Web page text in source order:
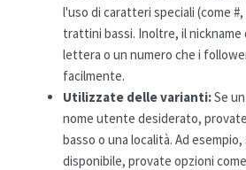
l'uso di caratteri speciali (come
trattini bassi. Inoltre, il nickname
lettera o un numero che i
facilmente.
Utilizzate delle varianti:Se
nome utente desiderato,
basso o una località. Ad
disponibile, provate opzioni